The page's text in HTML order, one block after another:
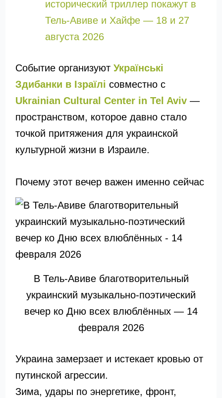
исторический триллер покажут в
Тель-Авиве и Хайфе — 18 и 27
августа 2026
Событие организуют Українські
Здибанки в Ізраїлі совместно с
Ukrainian Cultural Center in Tel Aviv—
пространством, которое давно стало
точкой притяжения для украинской
культурной жизни в Израиле.
Почему этот вечер важен именно сейчас
В Тель-Авиве благотворительный
украинский музыкально-поэтический
вечер ко Дню всех влюблённых — 14
февраля 2026
Украина замерзает и истекает кровью от
путинской агрессии.
Зима, удары по энергетике, фронт,